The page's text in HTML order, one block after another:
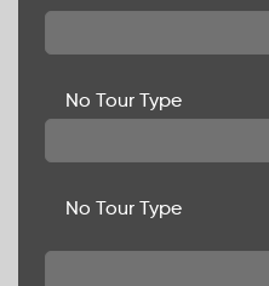
No Tour Type
No Tour Type